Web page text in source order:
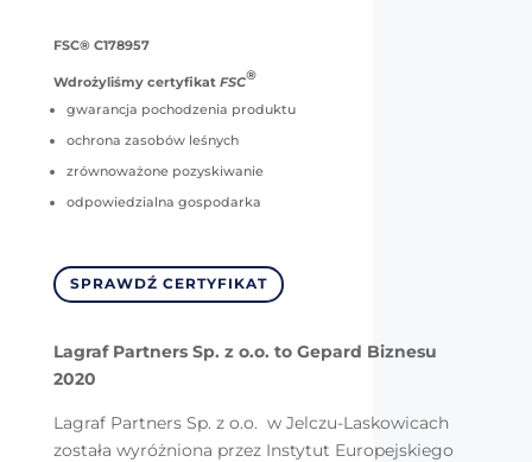
FSC® C178957
Wdrożyliśmy certyfikat FSC®
gwarancja pochodzenia produktu
ochrona zasobów leśnych
zrównoważone pozyskiwanie
odpowiedzialna gospodarka
SPRAWDŹ CERTYFIKAT
Lagraf Partners Sp. z o.o. to Gepard Biznesu
2020
Lagraf Partners Sp. z o.o. w Jelczu-Laskowicach
została wyróżniona przez Instytut Europejskiego